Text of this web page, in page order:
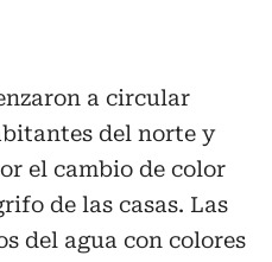
a circular
del norte y
el cambio de color
de las casas. Las
del agua con colores